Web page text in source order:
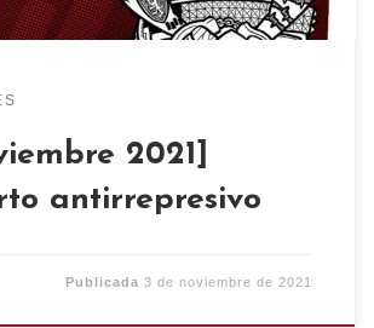
2021]
antirrepresivo
Publicada3 de noviembre de 2021